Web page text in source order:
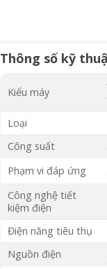
Thông số kỹ
Kiểu máy
Loại
Công suất
Phạm vi đáp ứng
Công nghệ tiết
kiệm điện
Điện năng tiêu thụ
Nguồn điện